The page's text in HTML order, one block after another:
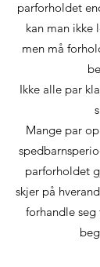
parforholdet
kan man ikke
men må
Ikke alle par
Mange par
parforholdet
skjer på
forhandle